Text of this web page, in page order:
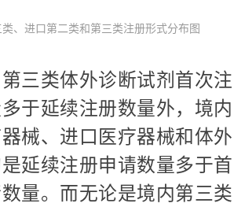
类、进口第二类和第三类注册形式分布图
三类体外诊断试剂首次注
于延续注册数量外，境内
械、进口医疗器械和体外
延续注册申请数量多于首
量。而无论是境内第三类